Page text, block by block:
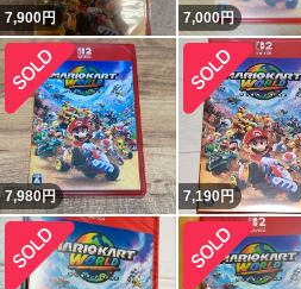
7,900円 7,000円
7,980円 7,190円